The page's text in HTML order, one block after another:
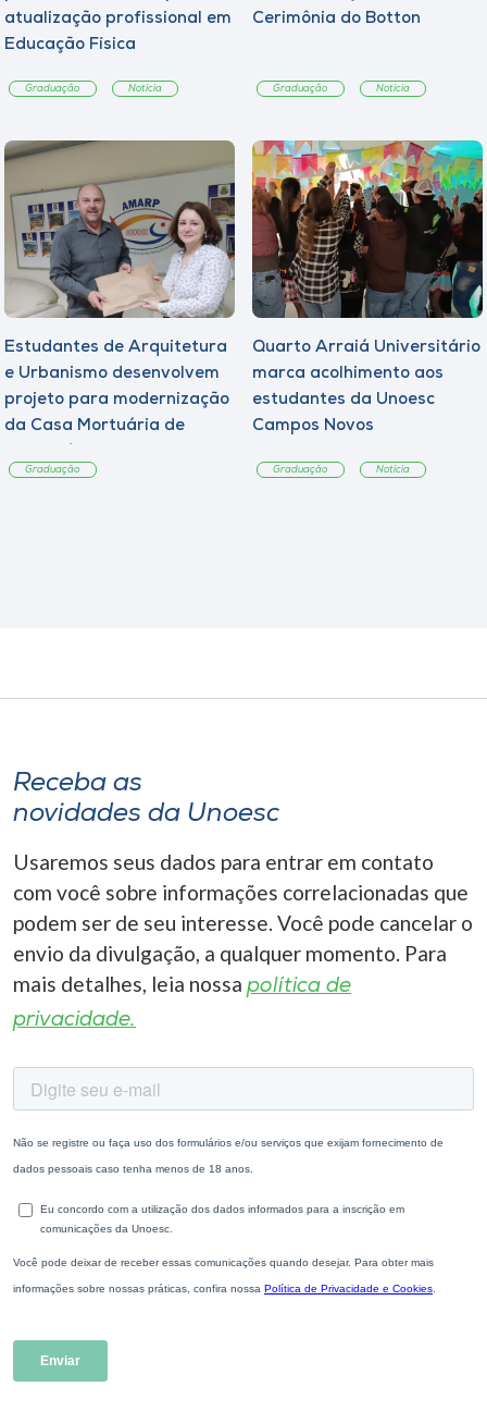
atualização profissional em
Educação Física
Graduação Notícia
Cerimônia do Botton
Graduação Notícia
Estudantes de Arquitetura
e Urbanismo desenvolvem
projeto para modernização
da Casa Mortuária de
Graduação
Quarto Arraiá Universitário
marca acolhimento aos
estudantes da Unoesc
Campos Novos
Graduação Notícia
Receba as
novidades da Unoesc
Usaremos seus dados para entrar em contato
com você sobre informações correlacionadas que
podem ser de seu interesse. Você pode cancelar o
envio da divulgação, a qualquer momento. Para
mais detalhes, leia nossa política de
privacidade.